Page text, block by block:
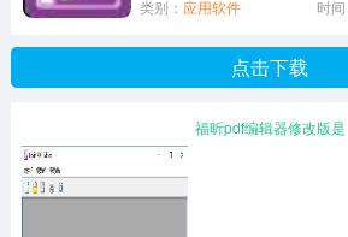
类别： 应用软件 时
点击下载
福昕pdf编辑器修改版是